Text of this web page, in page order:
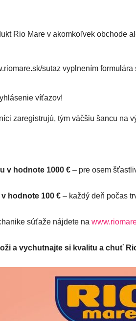
Rio Mare v akomkoľvek obchode
sutaz vyplnením
víťazov!
zaregistrujú, tým väčšiu šancu na
v hodnote 1000 € – pre osem
hodnote 100 € – každý deň počas
súťaže nájdete na
a vychutnajte si kvalitu a chuť